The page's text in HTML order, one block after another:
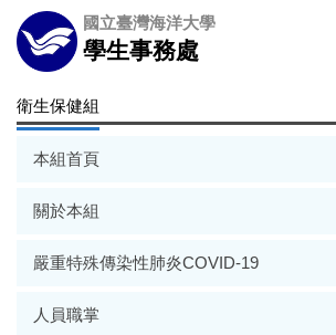
跳
到
主
內
國立臺灣海洋大學
學生事務處
衛生保健組
本組首頁
關於本組
嚴重特殊傳染性肺炎COVID-19
人員職掌